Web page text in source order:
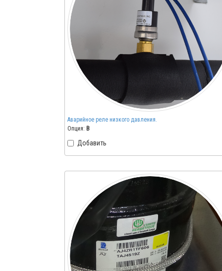
Аварийное реле низкого давления.
Опция: B
Добавить